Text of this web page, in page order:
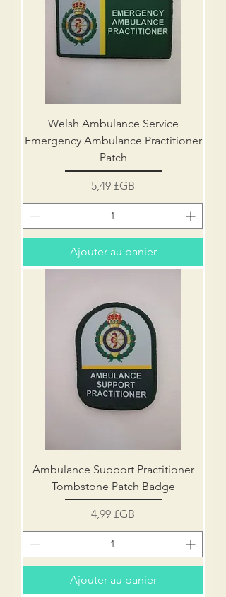
Welsh Ambulance Service
Emergency Ambulance Practitioner
Patch
Prix
5,49 £GB
Ajouter au panier
Ambulance Support Practitioner
Tombstone Patch Badge
Prix
4,99 £GB
Ajouter au panier